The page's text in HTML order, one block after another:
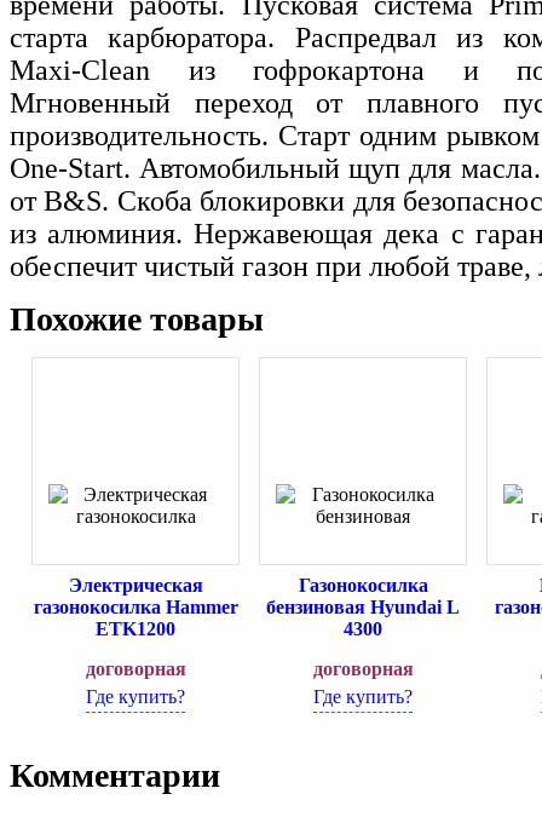
старта карбюратора. Распредвал из
Maxi-Clean из гофрокартона и
Мгновенный переход от плавного
производительность. Старт одним
One-Start. Автомобильный щуп для
от B&S. Скоба блокировки для
из алюминия. Нержавеющая дека с
обеспечит чистый газон при любой траве,
Похожие товары
Электрическая
газонокосилка Hammer
ETK1200
договорная
Где купить?
Газонокосилка
бензиновая Hyundai L
4300
договорная
Где купить?
Комментарии